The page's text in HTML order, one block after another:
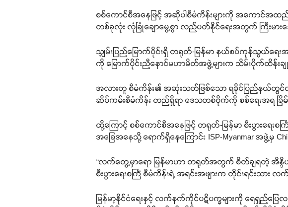
စစ်ကောင်စီအနေဖြင့် အဆိုပါစီမံကိန်းများကို အကောင်အ
တစ်ခုလုံး လုံခြုံချောမွေ့စွာ လည်ပတ်နိုင်ရေးအတွက် ကြီးမားသ
သျှမ်းပြည်မြောက်ပိုင်းရှိ တရုတ်-မြန်မာ နယ်စပ်ကုန်သွယ်ရေးအ
ကို မြောက်ပိုင်းညီနောင်မဟာမိတ်အဖွဲ့များက သိမ်းပိုက်ထိန်းခ
အလားတူ စီမံကိန်း၏ အဆုံးသတ်ဖြစ်သော ရခိုင်ပြည်နယ်တွင်လ
ဆိပ်ကမ်းစီမံကိန်း တည်ရှိရာ ဒေသတစ်ဝိုက်ကို စစ်ရေးအရ ခြိ
ထို့ကြောင့် စစ်ကောင်စီအနေဖြင့် တရုတ်-မြန်မာ စီးပွားရေ
အခြေအနေသို့ ရောက်ရှိနေကြောင်း ISP-Myanmar အဖွဲ့မှ
“လက်တွေ့မှာရော မြန်မာဟာ တရုတ်အတွက် စိတ်ချရတဲ့ အိ
စီးပွားရေးစင်္ကြံ စီမံကိန်းရဲ့ အရင်းအဖျားက တိုင်းရင်းသ
မြန်မာ့နိုင်ငံရေးနှင့် လက်နက်ကိုင်ပဋိပက္ခများကို ရေရှည်ပ